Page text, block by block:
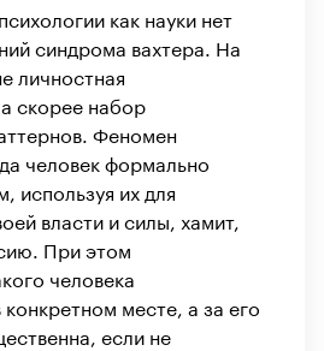
как науки нет
синдрома вахтера. На
личностная
скорее набор
Феномен
человек формально
используя их для
власти и силы, хамит,
При этом
человека
месте, а за его
если не